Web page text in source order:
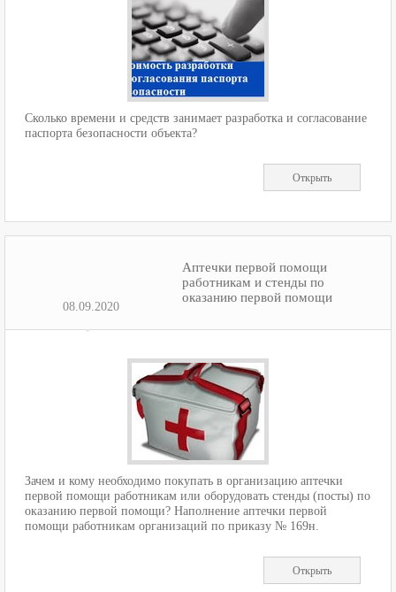
Сколько времени и средств занимает разработка и согласование
паспорта безопасности объекта?
Открыть
08.09.2020
Аптечки первой помощи
работникам и стенды по
оказанию первой помощи
Зачем и кому необходимо покупать в организацию аптечки
первой помощи работникам или оборудовать стенды (посты) по
оказанию первой помощи? Наполнение аптечки первой
помощи работникам организаций по приказу № 169н.
Открыть